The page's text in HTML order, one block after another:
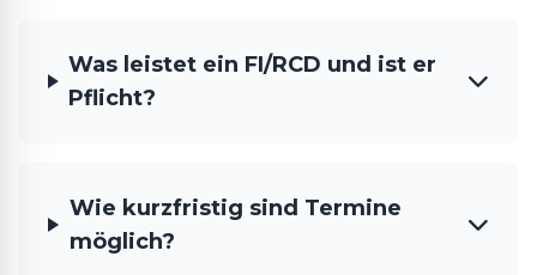
Was leistet ein FI/RCD und ist er
Pflicht?
Wie kurzfristig sind Termine
möglich?